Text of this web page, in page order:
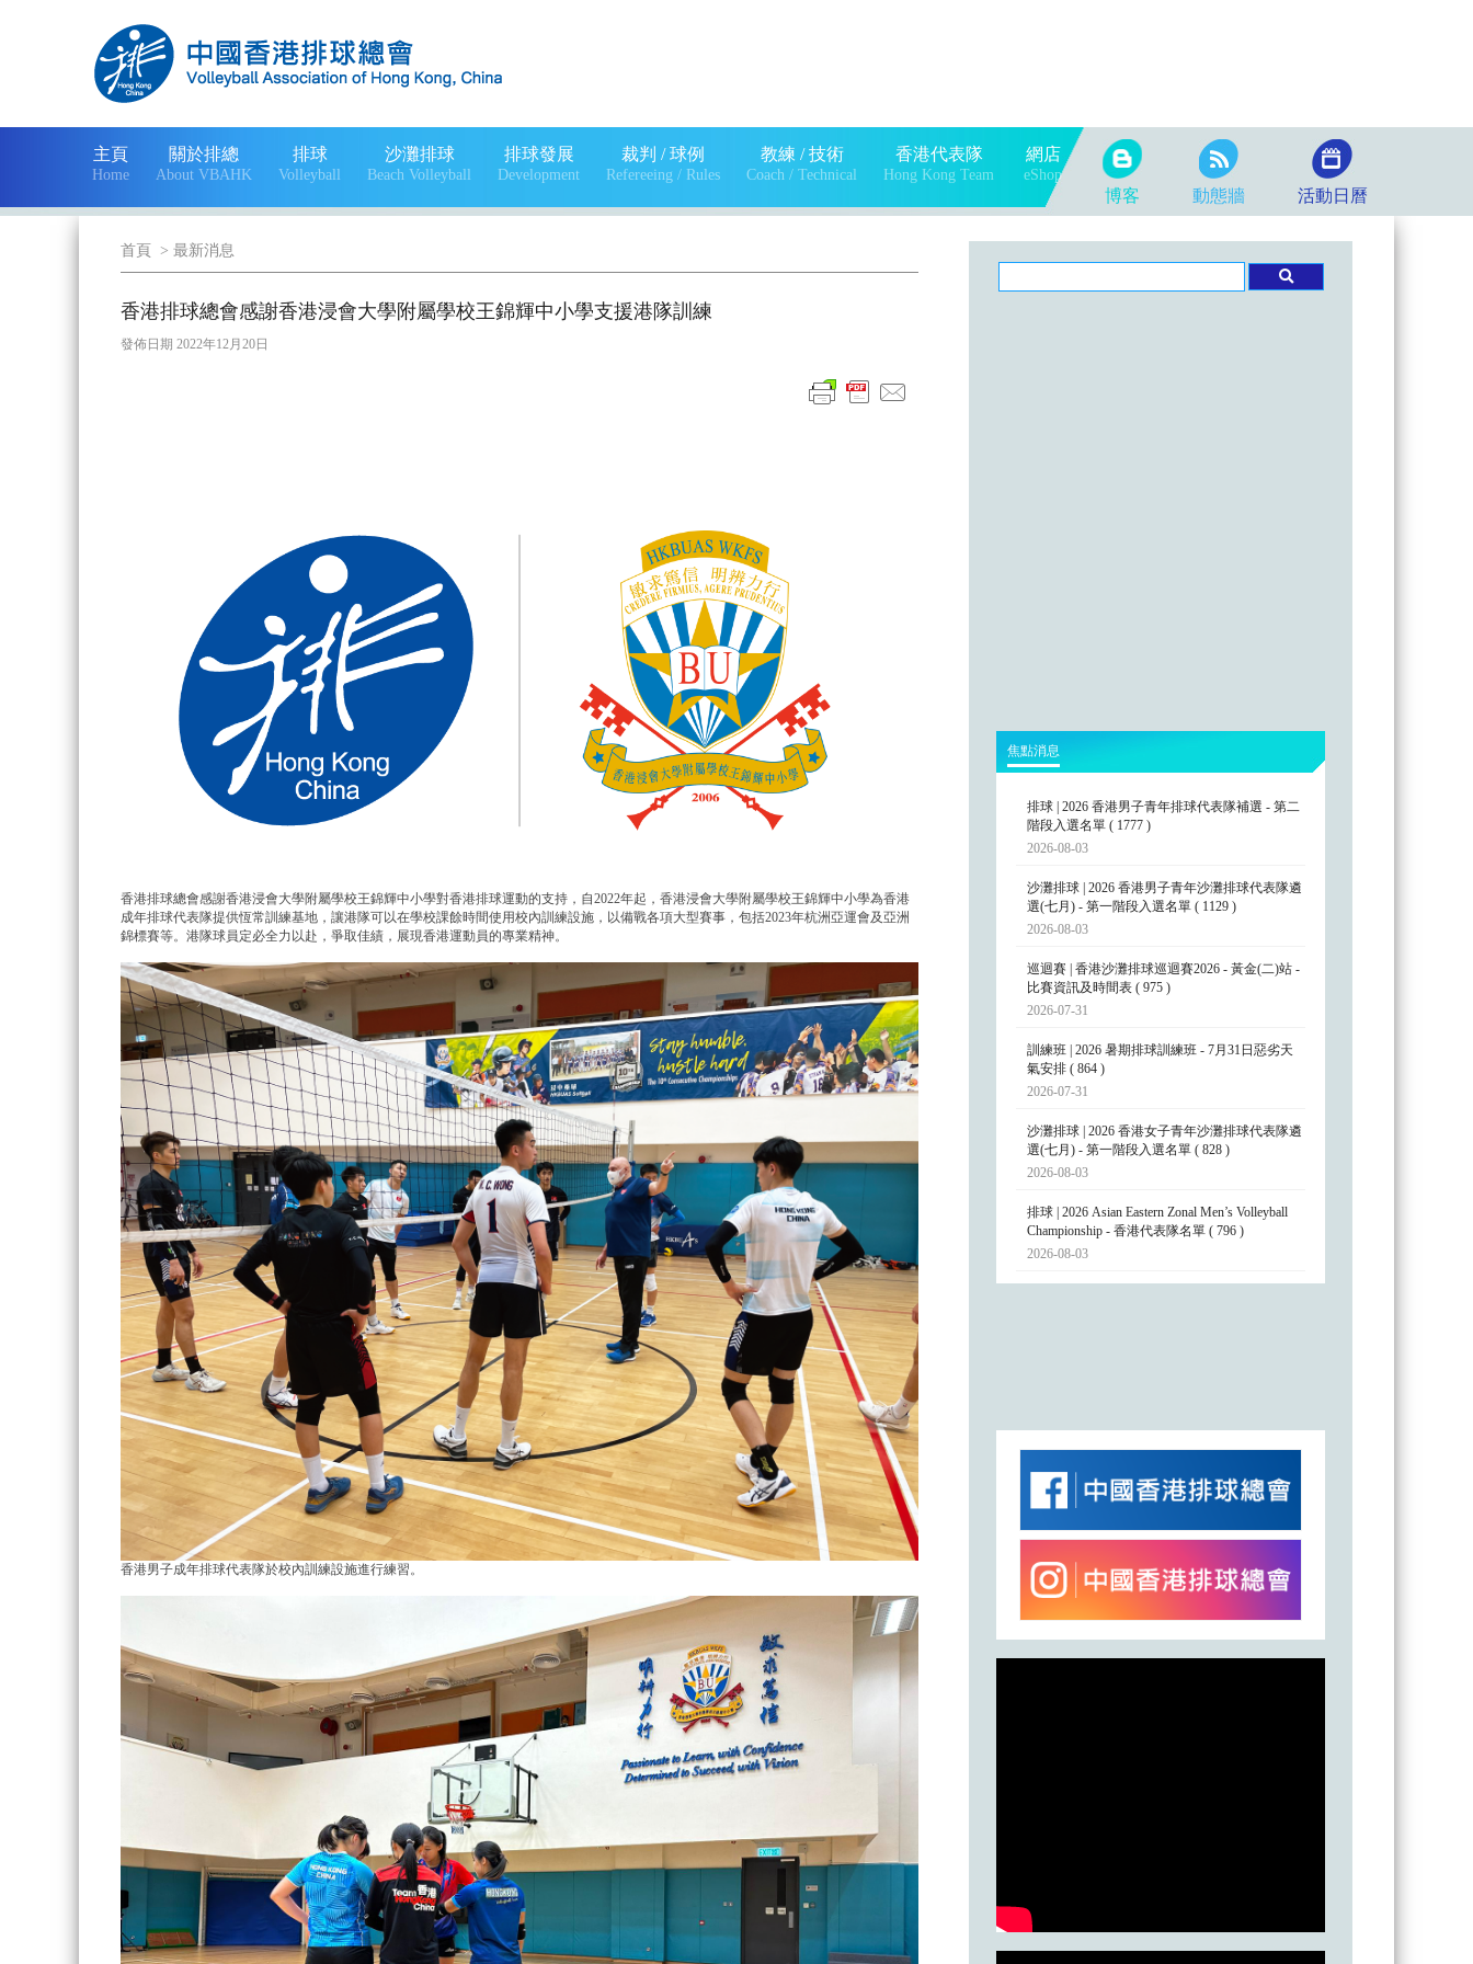
主頁
Home
關於排總
About VBAHK
排球
Volleyball
沙灘排球
Beach Volleyball
排球發展
Development
裁判 / 球例
Refereeing / Rules
教練 / 技術
Coach / Technical
香港代表隊
Hong Kong Team
網店
eShop
博客 動態牆 活動日曆
首頁 > 最新消息
香港排球總會感謝香港浸會大學附屬學校王錦輝中小學支援港隊訓練
發佈日期 2022年12月20日
香港排球總會感謝香港浸會大學附屬學校王錦輝中小學對香港排球運動的支持，自2022年起，香港浸會大學附屬學校王錦輝中小學為香港
成年排球代表隊提供恆常訓練基地，讓港隊可以在學校課餘時間使用校內訓練設施，以備戰各項大型賽事，包括2023年杭洲亞運會及亞洲
錦標賽等。港隊球員定必全力以赴，爭取佳績，展現香港運動員的專業精神。
香港男子成年排球代表隊於校內訓練設施進行練習。
焦點消息
排球 | 2026 香港男子青年排球代表隊補選 - 第二
階段入選名單 ( 1777 )
2026-08-03
沙灘排球 | 2026 香港男子青年沙灘排球代表隊遴
選(七月) - 第一階段入選名單 ( 1129 )
2026-08-03
巡迴賽 | 香港沙灘排球巡迴賽2026 - 黃金(二)站 -
比賽資訊及時間表 ( 975 )
2026-07-31
訓練班 | 2026 暑期排球訓練班 - 7月31日惡劣天
氣安排 ( 864 )
2026-07-31
沙灘排球 | 2026 香港女子青年沙灘排球代表隊遴
選(七月) - 第一階段入選名單 ( 828 )
2026-08-03
排球 | 2026 Asian Eastern Zonal Men’s Volleyball
Championship - 香港代表隊名單 ( 796 )
2026-08-03